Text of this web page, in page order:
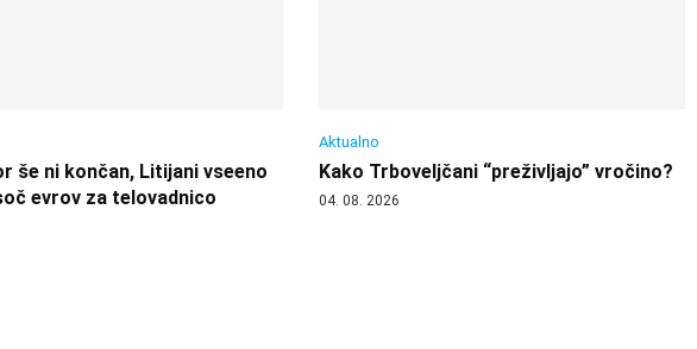
še ni končan, Litijani vseeno
evrov za telovadnico
Aktualno
Kako Trboveljčani “preživljajo” vročino?
04. 08. 2026